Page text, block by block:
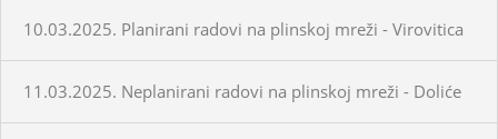
10.03.2025. Planirani radovi na plinskoj mreži - Virovitica
11.03.2025. Neplanirani radovi na plinskoj mreži - Doliće